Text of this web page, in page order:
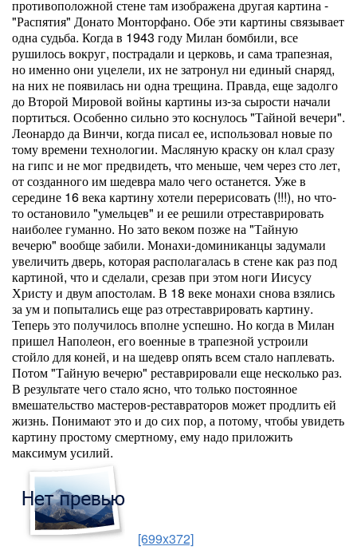
противоположной стене там изображена другая картина -
"Распятия" Донато Монторфано. Обе эти картины связывает
одна судьба. Когда в 1943 году Милан бомбили, все
рушилось вокруг, пострадали и церковь, и сама трапезная,
но именно они уцелели, их не затронул ни единый снаряд,
на них не появилась ни одна трещина. Правда, еще задолго
до Второй Мировой войны картины из-за сырости начали
портиться. Особенно сильно это коснулось "Тайной вечери".
Леонардо да Винчи, когда писал ее, использовал новые по
тому времени технологии. Масляную краску он клал сразу
на гипс и не мог предвидеть, что меньше, чем через сто лет,
от созданного им шедевра мало чего останется. Уже в
середине 16 века картину хотели перерисовать (!!!), но что-
то остановило "умельцев" и ее решили отреставрировать
наиболее гуманно. Но зато веком позже на "Тайную
вечерю" вообще забили. Монахи-доминиканцы задумали
увеличить дверь, которая располагалась в стене как раз под
картиной, что и сделали, срезав при этом ноги Иисусу
Христу и двум апостолам. В 18 веке монахи снова взялись
за ум и попытались еще раз отреставрировать картину.
Теперь это получилось вполне успешно. Но когда в Милан
пришел Наполеон, его военные в трапезной устроили
стойло для коней, и на шедевр опять всем стало наплевать.
Потом "Тайную вечерю" реставрировали еще несколько раз.
В результате чего стало ясно, что только постоянное
вмешательство мастеров-реставраторов может продлить ей
жизнь. Понимают это и до сих пор, а потому, чтобы увидеть
картину простому смертному, ему надо приложить
максимум усилий.
[699x372]